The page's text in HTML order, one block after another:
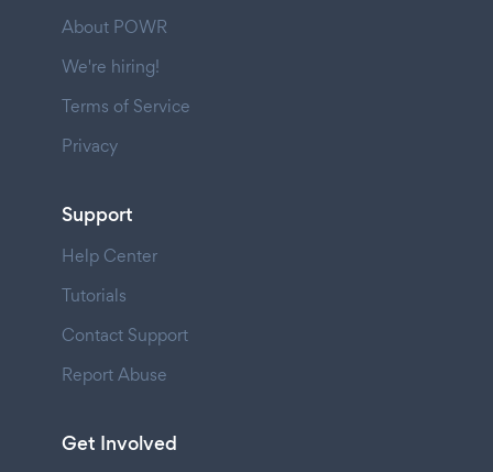
About POWR
We're hiring!
Terms of Service
Privacy
Support
Help Center
Tutorials
Contact Support
Report Abuse
Get Involved